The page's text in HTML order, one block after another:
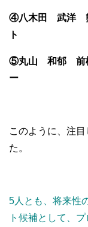
④八木田 武洋
ト
⑤丸山 和郁 前
ー
このように、注
た。
5人とも、将来性
ト候補として、